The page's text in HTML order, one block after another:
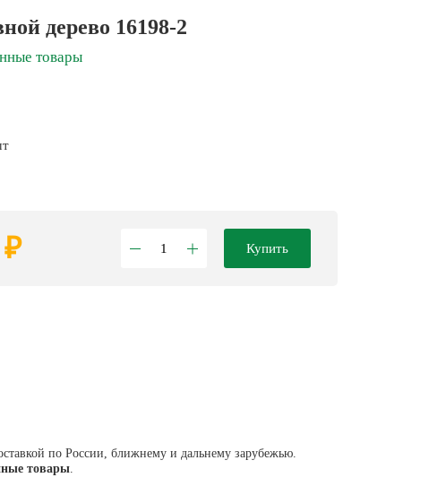
дерево 16198-2
товары
₽ Купить
по России, ближнему и дальнему зарубежью.
товары.